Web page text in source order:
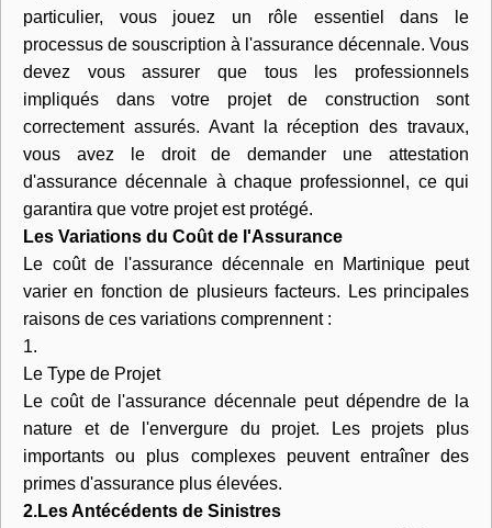
particulier, vous jouez un rôle essentiel dans le
processus de souscription à l'assurance décennale. Vous
devez vous assurer que tous les professionnels
impliqués dans votre projet de construction sont
correctement assurés. Avant la réception des travaux,
vous avez le droit de demander une attestation
d'assurance décennale à chaque professionnel, ce qui
garantira que votre projet est protégé.
Les Variations du Coût de l'Assurance
Le coût de l'assurance décennale en Martinique peut
varier en fonction de plusieurs facteurs. Les principales
raisons de ces variations comprennent :
1.
Le Type de Projet
Le coût de l'assurance décennale peut dépendre de la
nature et de l'envergure du projet. Les projets plus
importants ou plus complexes peuvent entraîner des
primes d'assurance plus élevées.
2.Les Antécédents de Sinistres